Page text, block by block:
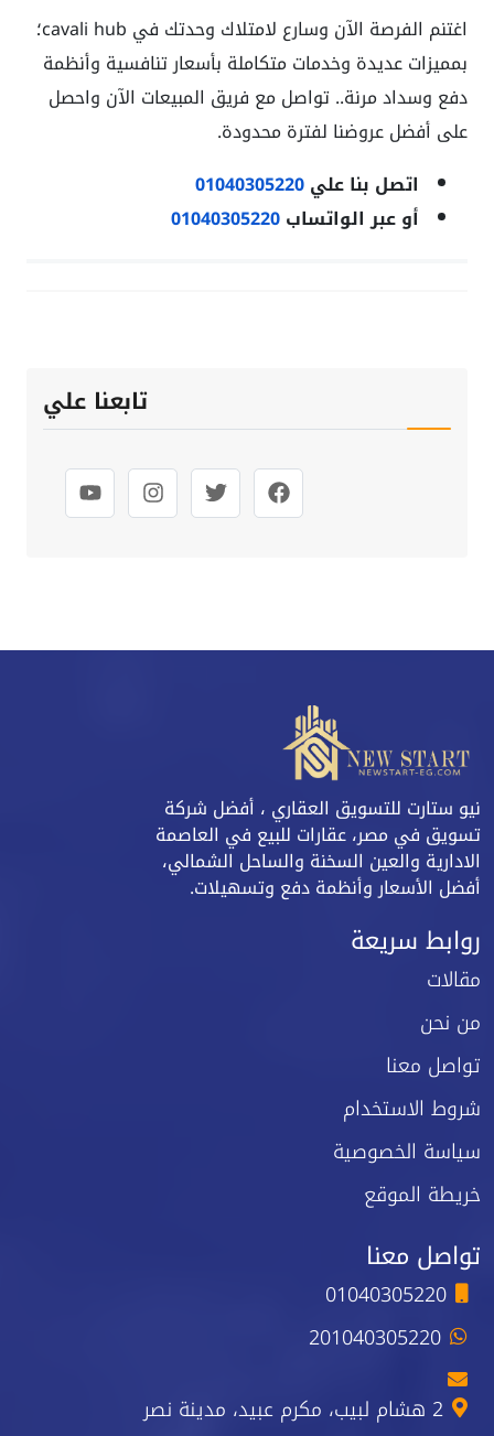
اغتنم الفرصة الآن وسارع لامتلاك وحدتك في cavali hub؛
بمميزات عديدة وخدمات متكاملة بأسعار تنافسية وأنظمة
دفع وسداد مرنة.. تواصل مع فريق المبيعات الآن واحصل
على أفضل عروضنا لفترة محدودة.
اتصل بنا علي01040305220
أو عبر الواتساب01040305220
تابعنا علي
نيو ستارت للتسويق العقاري ، أفضل شركة
تسويق في مصر، عقارات للبيع في العاصمة
الادارية والعين السخنة والساحل الشمالي،
أفضل الأسعار وأنظمة دفع وتسهيلات.
روابط سريعة
مقالات
من نحن
تواصل معنا
شروط الاستخدام
سياسة الخصوصية
خريطة الموقع
تواصل معنا
01040305220
201040305220
2 هشام لبيب، مكرم عبيد، مدينة نصر